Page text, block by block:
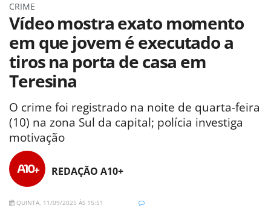
CRIME
Vídeo mostra exato momento
em que jovem é executado a
tiros na porta de casa em
Teresina
O crime foi registrado na noite de quarta-feira
(10) na zona Sul da capital; polícia investiga
motivação
REDAÇÃO A10+
QUINTA, 11/09/2025 ÀS 15:51